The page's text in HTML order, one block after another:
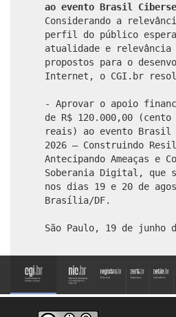
ao evento Brasil
Considerando a
perfil do público
atualidade e relevância
propostos para o
Internet, o CGI.br
- Aprovar o apoio
de R$ 120.000,00
reais) ao evento Brasil
2026 – Construindo
Antecipando Ameaças e
Soberania Digital, que
nos dias 19 e 20 de
Brasília/DF.
São Paulo, 19 de junho